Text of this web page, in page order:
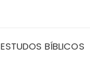
ESTUDOS BÍBLICOS